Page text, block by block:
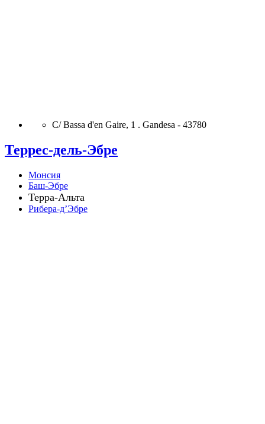
C/ Bassa d'en Gaire, 1 . Gandesa - 43780
Террес-дель-Эбре
Монсия
Баш-Эбре
Терра-Альта
Рибера-д’Эбре